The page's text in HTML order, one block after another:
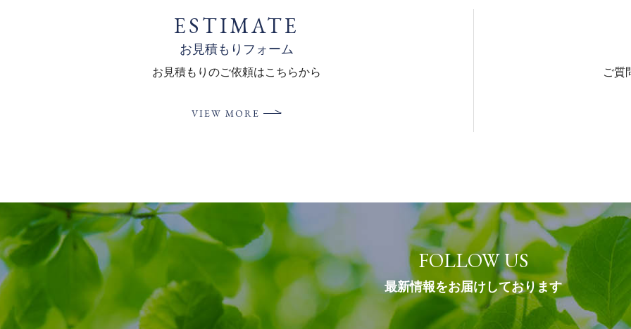
ESTIMATE
お見積もりフォーム
お見積もりのご依頼はこちらから
VIEW MORE
ご質
FOLLOW US
最新情報をお届けしております